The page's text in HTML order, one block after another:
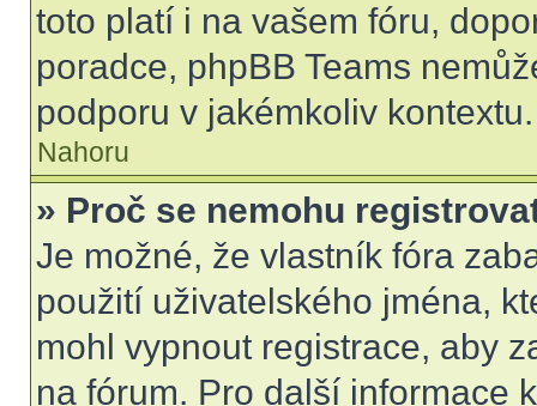
toto platí i na vašem fóru,
poradce, phpBB Teams
podporu v jakémkoliv kontextu.
Nahoru
» Proč se nemohu
Je možné, že vlastník fóra
použití uživatelského jména,
mohl vypnout registrace, aby
na fórum. Pro další informace